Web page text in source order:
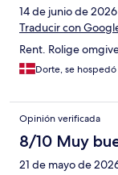
14 de junio de 2026
Traducir con
Rent. Rolige
Dorte, se
Opinión verificada
8/10 Muy
21 de mayo de